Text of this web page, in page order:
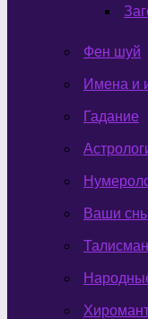
Фен шуй
Имена и
Гадание
Ваши